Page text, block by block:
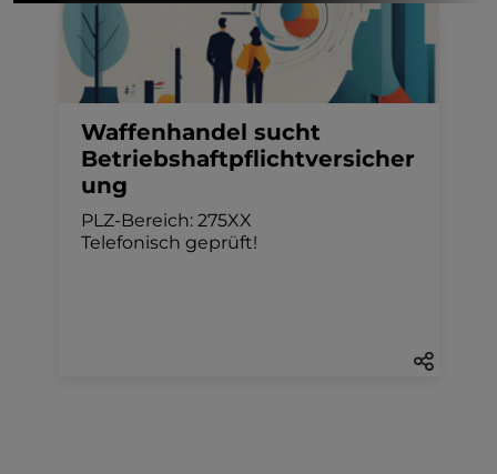
Waffenhandel sucht
Betriebshaftpflichtversicher
ung
PLZ-Bereich: 275XX
Telefonisch geprüft!